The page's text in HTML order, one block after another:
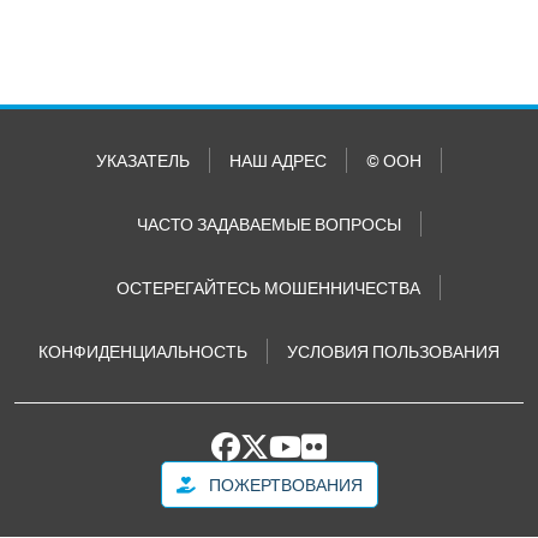
УКАЗАТЕЛЬ НАШ АДРЕС © ООН
ЧАСТО ЗАДАВАЕМЫЕ ВОПРОСЫ
ОСТЕРЕГАЙТЕСЬ МОШЕННИЧЕСТВА
КОНФИДЕНЦИАЛЬНОСТЬ УСЛОВИЯ ПОЛЬЗОВАНИЯ
ПОЖЕРТВОВАНИЯ